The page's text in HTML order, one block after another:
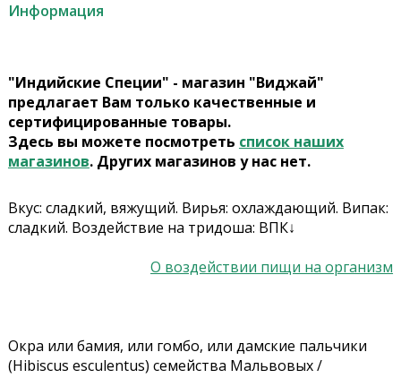
Информация
"Индийские Специи" - магазин "Виджай"
предлагает Вам только качественные и
сертифицированные товары.
Здесь вы можете посмотреть список наших
магазинов. Других магазинов у нас нет.
Вкус: сладкий, вяжущий. Вирья: охлаждающий. Випак:
сладкий. Воздействие на тридоша: ВПК↓
О воздействии пищи на организм
Окра или бамия, или гомбо, или дамские пальчики
(Hibiscus esculentus) семейства Мальвовых /